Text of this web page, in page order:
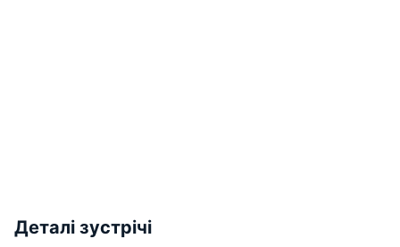
Деталі зустрічі